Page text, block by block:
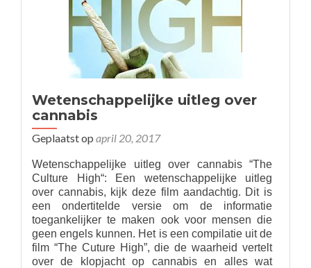
wereld
Wetenschappelijke uitleg over
cannabis
Geplaatst op april 20, 2017
Wetenschappelijke uitleg over cannabis “The
Culture High“: Een wetenschappelijke uitleg
over cannabis, kijk deze film aandachtig. Dit is
een ondertitelde versie om de informatie
toegankelijker te maken ook voor mensen die
geen engels kunnen. Het is een compilatie uit de
film “The Cuture High”, die de waarheid vertelt
over de klopjacht op cannabis en alles wat